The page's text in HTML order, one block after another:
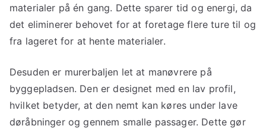
materialer på én gang. Dette sparer tid og energi, da
det eliminerer behovet for at foretage flere ture til og
fra lageret for at hente materialer.
Desuden er murerbaljen let at manøvrere på
byggepladsen. Den er designet med en lav profil,
hvilket betyder, at den nemt kan køres under lave
døråbninger og gennem smalle passager. Dette gør